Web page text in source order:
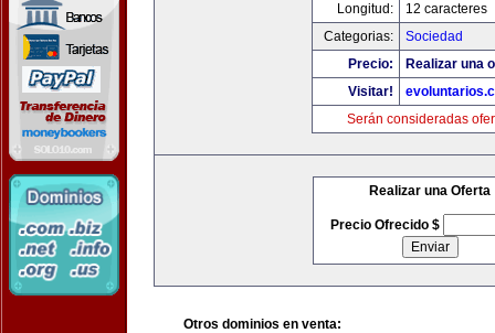
Longitud:
12 caracteres
Categorias:
Sociedad
Precio:
Realizar una
Visitar!
Serán consideradas
Realizar una Oferta
Precio Ofrecido $
Otros dominios en venta: